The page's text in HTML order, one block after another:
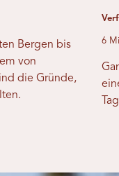
Bergen bis
von
die Gründe,
6